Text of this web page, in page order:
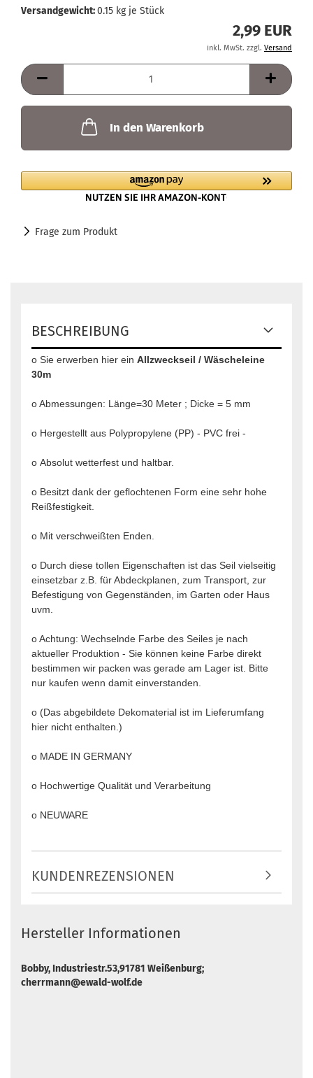
Versandgewicht:0.15 kg je Stück
2,99 EUR
inkl. MwSt. zzgl. Versand
In den Warenkorb
Frage zum Produkt
BESCHREIBUNG
o Sie erwerben hier ein Allzweckseil / Wäscheleine
30m
o Abmessungen: Länge=30 Meter ; Dicke = 5 mm
o Hergestellt aus Polypropylene (PP) - PVC frei -
o Absolut wetterfest und haltbar.
o Besitzt dank der geflochtenen Form eine sehr hohe
Reißfestigkeit.
o Mit verschweißten Enden.
o Durch diese tollen Eigenschaften ist das Seil vielseitig
einsetzbar z.B. für Abdeckplanen, zum Transport, zur
Befestigung von Gegenständen, im Garten oder Haus
uvm.
o Achtung: Wechselnde Farbe des Seiles je nach
aktueller Produktion - Sie können keine Farbe direkt
bestimmen wir packen was gerade am Lager ist. Bitte
nur kaufen wenn damit einverstanden.
o (Das abgebildete Dekomaterial ist im Lieferumfang
hier nicht enthalten.)
o MADE IN GERMANY
o Hochwertige Qualität und Verarbeitung
o NEUWARE
KUNDENREZENSIONEN
Hersteller Informationen
Bobby, Industriestr.53,91781 Weißenburg;
cherrmann@ewald-wolf.de